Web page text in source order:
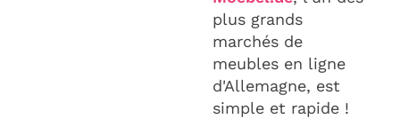
plus grands
marchés de
meubles en ligne
d'Allemagne, est
simple et rapide !